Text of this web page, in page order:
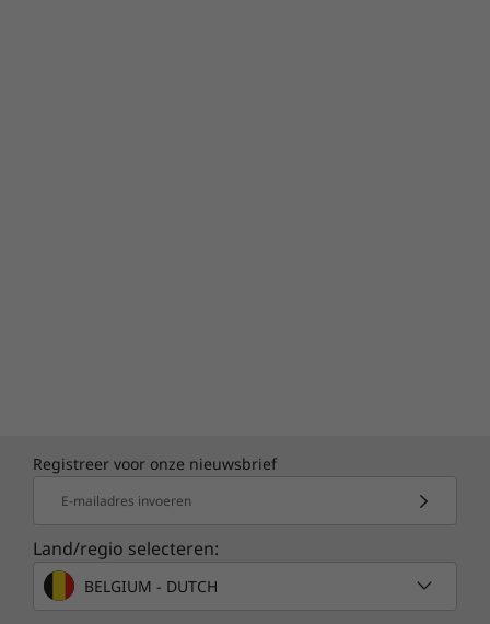
Registreer voor onze nieuwsbrief
E-mailadres invoeren
Land/regio selecteren:
BELGIUM - DUTCH